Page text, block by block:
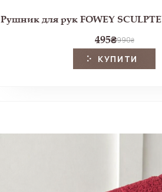
Рушник для рук FOWEY
495₴990₴
КУПИТИ